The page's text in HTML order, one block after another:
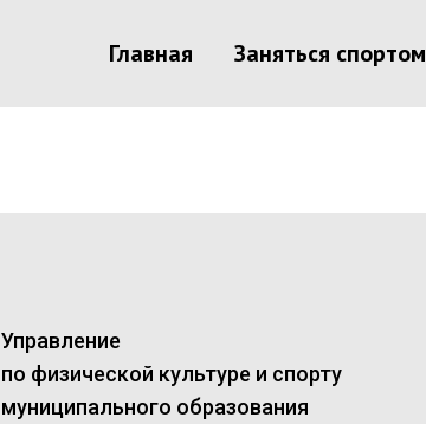
Главная Заняться спортом
Управление
по физической культуре и спорту
муниципального образования